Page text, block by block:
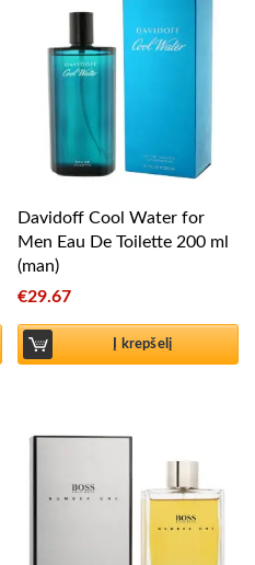
Davidoff Cool Water for
Men Eau De Toilette 200 ml
(man)
€29.67
Į krepšelį